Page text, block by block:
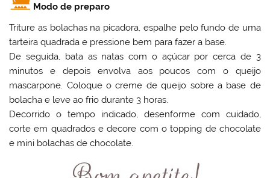
Modo de preparo
Triture as bolachas na picadora, espalhe pelo fundo de uma
tarteira quadrada e pressione bem para fazer a base.
De seguida, bata as natas com o açúcar por cerca de 3
minutos e depois envolva aos poucos com o queijo
mascarpone. Coloque o creme de queijo sobre a base de
bolacha e leve ao frio durante 3 horas.
Decorrido o tempo indicado, desenforme com cuidado,
corte em quadrados e decore com o topping de chocolate
e mini bolachas de chocolate.